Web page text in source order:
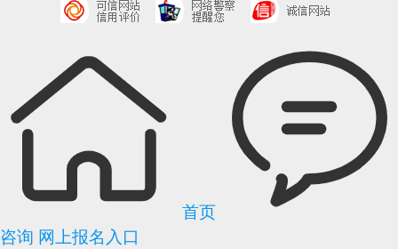
首页
咨询 网上报名入口